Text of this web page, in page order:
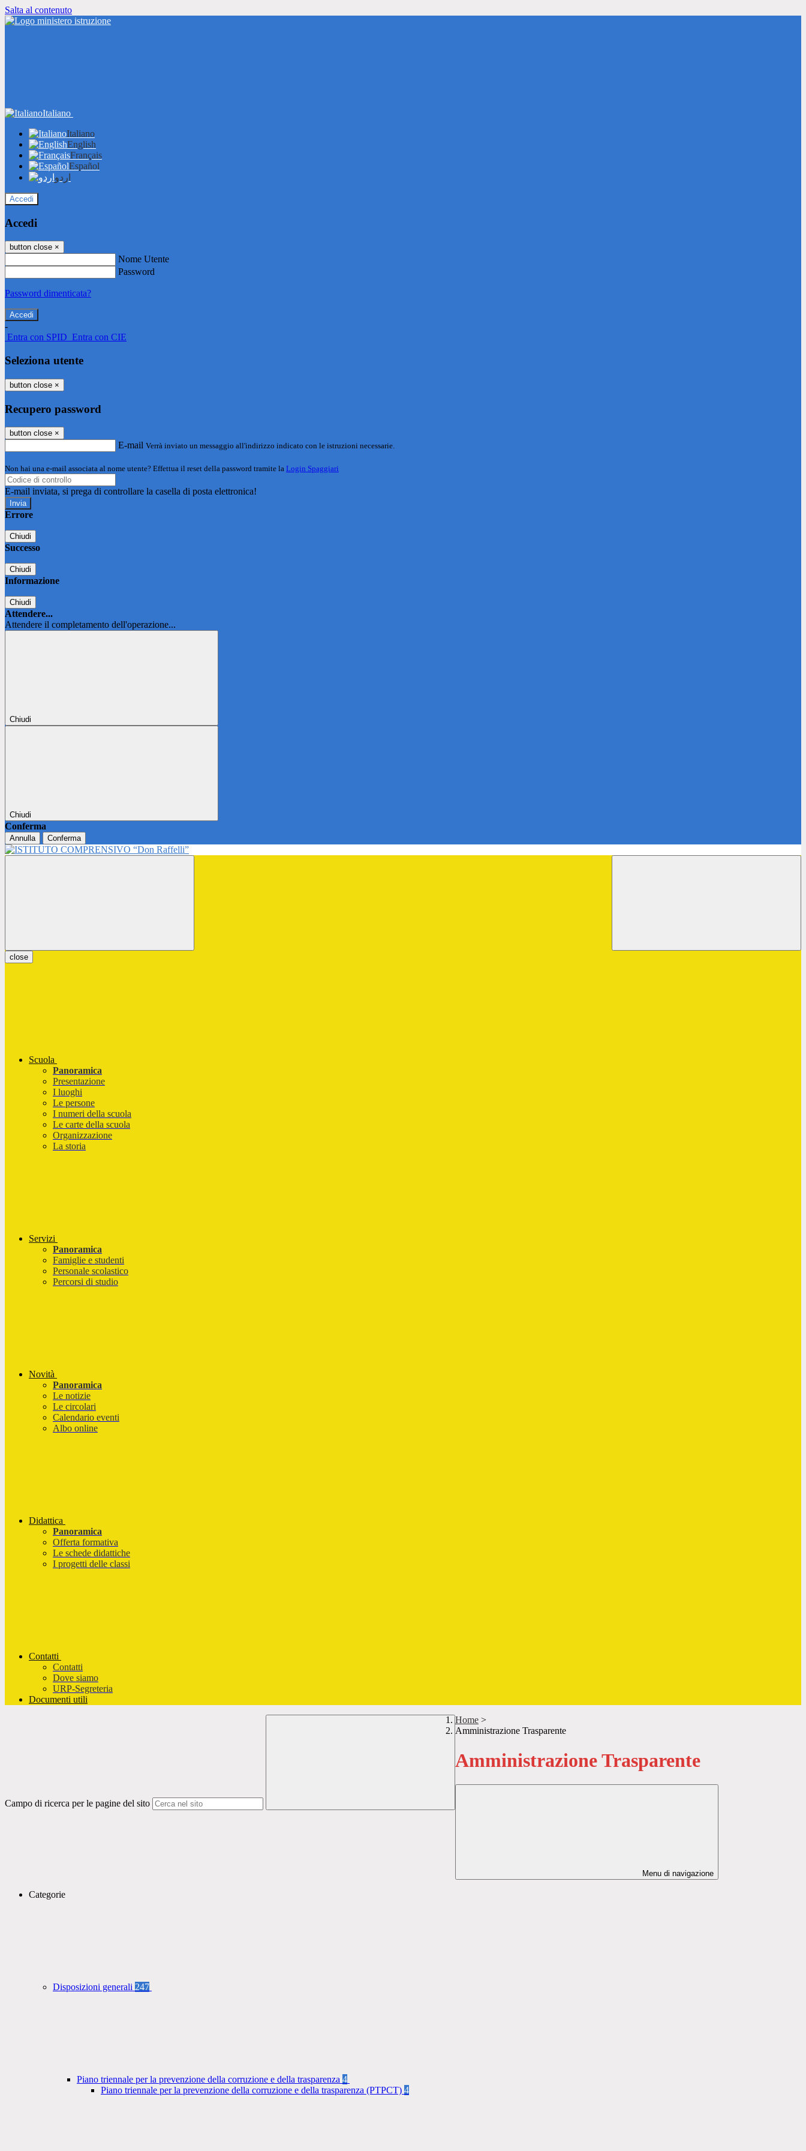
Salta al contenuto
Italiano
Italiano
English
Français
Español
اردو
Accedi
Accedi
button close ×
Nome Utente
Password
Password dimenticata?
-
Entra con SPID Entra con CIE
Seleziona utente
button close ×
Recupero password
button close ×
E-mail Verrà inviato un messaggio all'indirizzo indicato con le istruzioni necessarie.
Non hai una e-mail associata al nome utente? Effettua il reset della password tramite la Login Spaggiari
E-mail inviata, si prega di controllare la casella di posta elettronica!
Errore
Chiudi
Successo
Chiudi
Informazione
Chiudi
Attendere...
Attendere il completamento dell'operazione...
Chiudi
Chiudi
Conferma
Annulla Conferma
close
Scuola
Panoramica
Presentazione
I luoghi
Le persone
I numeri della scuola
Le carte della scuola
Organizzazione
La storia
Servizi
Panoramica
Famiglie e studenti
Personale scolastico
Percorsi di studio
Novità
Panoramica
Le notizie
Le circolari
Calendario eventi
Albo online
Didattica
Panoramica
Offerta formativa
Le schede didattiche
I progetti delle classi
Contatti
Contatti
Dove siamo
URP-Segreteria
Documenti utili
Campo di ricerca per le pagine del sito
Home >
Amministrazione Trasparente
Amministrazione Trasparente
Menu di navigazione
Categorie
Disposizioni generali 247
Piano triennale per la prevenzione della corruzione e della trasparenza 4
Piano triennale per la prevenzione della corruzione e della trasparenza (PTPCT) 4